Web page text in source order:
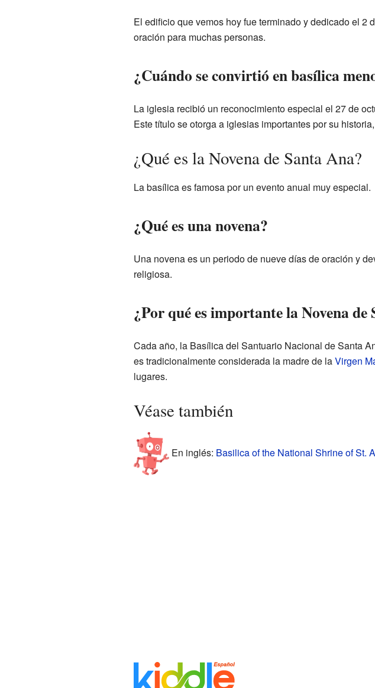
El edificio que vemos hoy fue terminado y dedicado el 2
oración para muchas personas.
¿Cuándo se convirtió en basílica
La iglesia recibió un reconocimiento especial el 27 de
Este título se otorga a iglesias importantes por su
¿Qué es la Novena de Santa Ana?
La basílica es famosa por un evento anual muy especial.
¿Qué es una novena?
Una novena es un periodo de nueve días de oración y
religiosa.
¿Por qué es importante la Novena de
Cada año, la Basílica del Santuario Nacional de Santa
es tradicionalmente considerada la madre de laVirgen
lugares.
Véase también
En inglés: Basilica of the National Shrine of St.